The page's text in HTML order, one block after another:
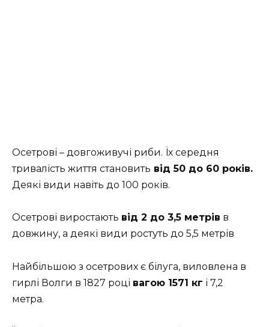
Осетрові – довгоживучі риби. Їх середня
тривалість життя становить від 50 до 60 років.
Деякі види навіть до 100 років.
Осетрові виростають від 2 до 3,5 метрів в
довжину, а деякі види ростуть до 5,5 метрів
Найбільшою з осетрових є білуга, виловлена ​​в
гирлі Волги в 1827 році вагою 1571 кг і 7,2
метра.